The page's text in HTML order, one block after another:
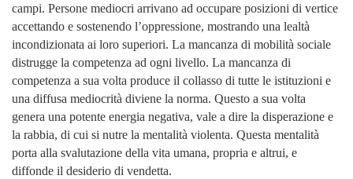
campi. Persone mediocri arrivano ad occupare posizioni di vertice
accettando e sostenendo l’oppressione, mostrando una lealtà
incondizionata ai loro superiori. La mancanza di mobilità sociale
distrugge la competenza ad ogni livello. La mancanza di
competenza a sua volta produce il collasso di tutte le istituzioni e
una diffusa mediocrità diviene la norma. Questo a sua volta
genera una potente energia negativa, vale a dire la disperazione e
la rabbia, di cui si nutre la mentalità violenta. Questa mentalità
porta alla svalutazione della vita umana, propria e altrui, e
diffonde il desiderio di vendetta.